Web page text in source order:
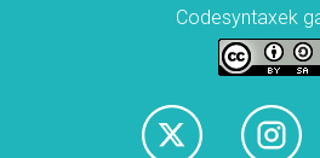
Codesyntaxek